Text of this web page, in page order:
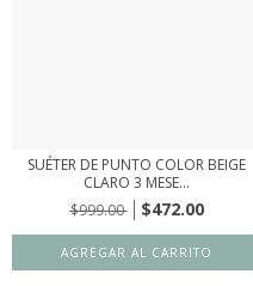
SUÉTER DE PUNTO COLOR BEIGE
CLARO 3 MESE...
$999.00
$472.00